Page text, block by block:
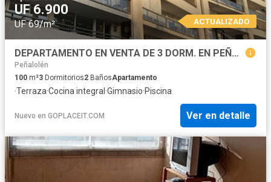
UF 6.900
UF 69/m² ACTUALIZADO
DEPARTAMENTO EN VENTA DE 3 DORM. EN PEÑALOLÉN
Peñalolén
100 m²3 Dormitorios2 BañosApartamento
·Terraza·Cocina integral ·Gimnasio·Piscina
Nuevo en GOPLACEIT.COM Ver en detalle